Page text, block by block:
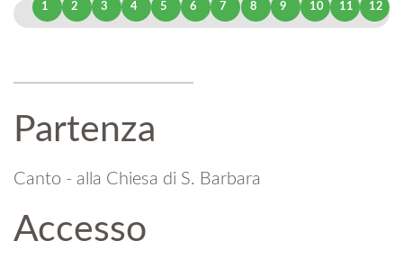
1 2 3 4 5 6 7 8 9 10 11 12
Partenza
Canto - alla Chiesa di S. Barbara
Accesso